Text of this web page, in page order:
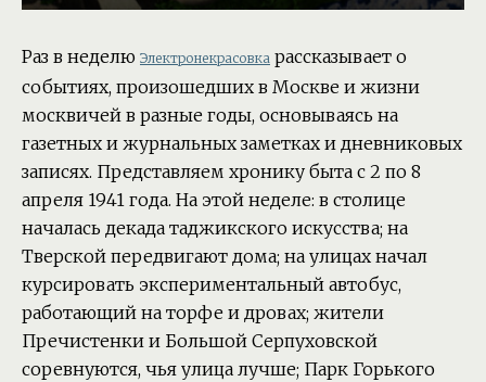
Раз в неделю Электронекрасовка рассказывает о
событиях, произошедших в Москве и жизни
москвичей в разные годы, основываясь на
газетных и журнальных заметках и дневниковых
записях. Представляем хронику быта с 2 по 8
апреля 1941 года. На этой неделе: в столице
началась декада таджикского искусства; на
Тверской передвигают дома; на улицах начал
курсировать экспериментальный автобус,
работающий на торфе и дровах; жители
Пречистенки и Большой Серпуховской
соревнуются, чья улица лучше; Парк Горького